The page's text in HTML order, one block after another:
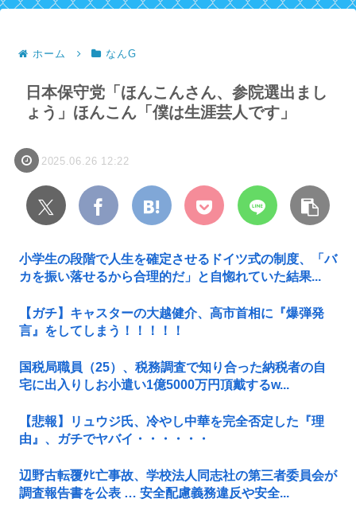
ホーム なんG
日本保守党「ほんこんさん、参院選出まし
ょう」ほんこん「僕は生涯芸人です」
2025.06.26 12:22
小学生の段階で人生を確定させるドイツ式の制度、「バ
カを振い落せるから合理的だ」と自惚れていた結果...
【ガチ】キャスターの大越健介、高市首相に『爆弾発
言』をしてしまう！！！！！
国税局職員（25）、税務調査で知り合った納税者の自
宅に出入りしお小遣い1億5000万円頂戴するw...
【悲報】リュウジ氏、冷やし中華を完全否定した『理
由』、ガチでヤバイ・・・・・・
辺野古転覆ﾀﾋ亡事故、学校法人同志社の第三者委員会が
調査報告書を公表 … 安全配慮義務違反や安全...